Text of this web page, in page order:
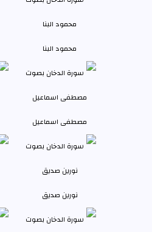
محمود البنا
مصطفى اسماعيل
نورين صديق